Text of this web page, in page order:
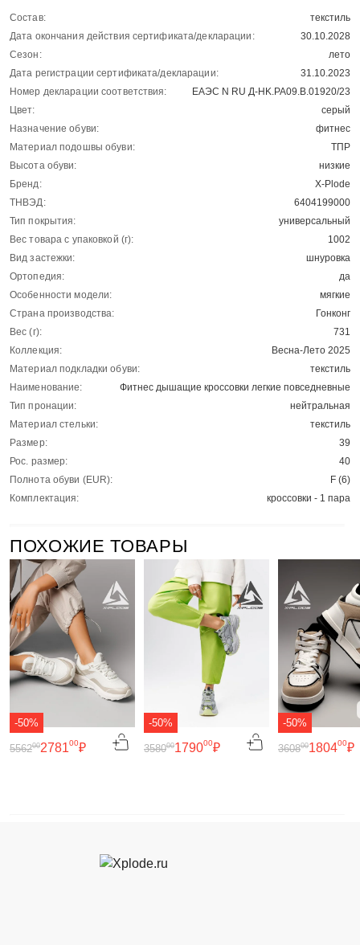
Состав:
текстиль
Дата окончания действия сертификата/декларации:
30.10.2028
Сезон:
лето
Дата регистрации сертификата/декларации:
31.10.2023
Номер декларации соответствия:
ЕАЭС N RU Д-HK.РА09.В.01920/23
Цвет:
серый
Назначение обуви:
фитнес
Материал подошвы обуви:
ТПР
Высота обуви:
низкие
Бренд:
X-Plode
ТНВЭД:
6404199000
Тип покрытия:
универсальный
Вес товара с упаковкой (г):
1002
Вид застежки:
шнуровка
Ортопедия:
да
Особенности модели:
мягкие
Страна производства:
Гонконг
Вес (г):
731
Коллекция:
Весна-Лето 2025
Материал подкладки обуви:
текстиль
Наименование:
Фитнес дышащие кроссовки легкие повседневные
Тип пронации:
нейтральная
Материал стельки:
текстиль
Размер:
39
Рос. размер:
40
Полнота обуви (EUR):
F (6)
Комплектация:
кроссовки - 1 пара
ПОХОЖИЕ ТОВАРЫ
-50%
278100₽
556200
-50%
179000₽
358000
-50%
180400₽
360800